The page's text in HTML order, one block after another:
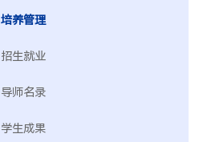
培养管理
招生就业
导师名录
学生成果